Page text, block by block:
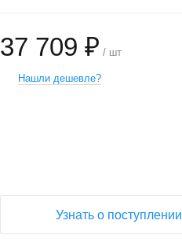
37 709 ₽ / шт
Нашли дешевле?
Узнать о поступлении